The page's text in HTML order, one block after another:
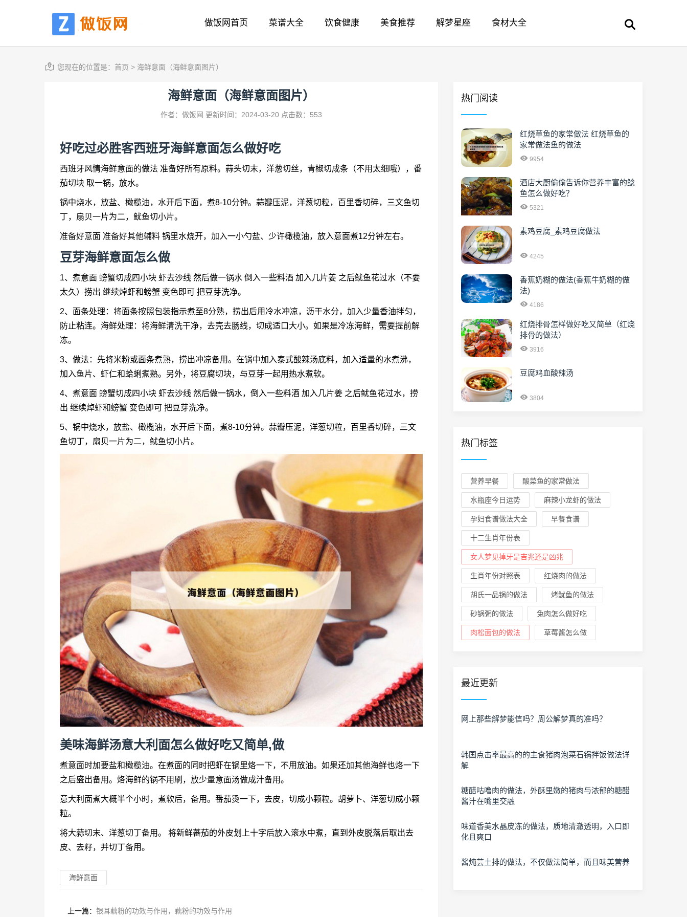
做饭网首页 菜谱大全 饮食健康 美食推荐 解梦星座 食材大全
您现在的位置是： 首页 > 海鲜意面（海鲜意面图片）
海鲜意面（海鲜意面图片）
作者：做饭网 更新时间：2024-03-20 点击数：553
好吃过必胜客西班牙海鲜意面怎么做好吃
西班牙风情海鲜意面的做法 准备好所有原料。蒜头切末，洋葱切丝，青椒切成条（不用太细哦），番
茄切块 取一锅，放水。
锅中烧水，放盐、橄榄油，水开后下面，煮8-10分钟。蒜瓣压泥，洋葱切粒，百里香切碎，三文鱼切
丁，扇贝一片为二，鱿鱼切小片。
准备好意面 准备好其他辅料 锅里水烧开，加入一小勺盐、少许橄榄油，放入意面煮12分钟左右。
豆芽海鲜意面怎么做
1、煮意面 螃蟹切成四小块 虾去沙线 然后做一锅水 倒入一些料酒 加入几片姜 之后鱿鱼花过水（不要
太久）捞出 继续焯虾和螃蟹 变色即可 把豆芽洗净。
2、面条处理：将面条按照包装指示煮至8分熟，捞出后用冷水冲凉，沥干水分，加入少量香油拌匀，
防止粘连。海鲜处理：将海鲜清洗干净，去壳去肠线，切成适口大小。如果是冷冻海鲜，需要提前解
冻。
3、做法：先将米粉或面条煮熟，捞出冲凉备用。在锅中加入泰式酸辣汤底料，加入适量的水煮沸，
加入鱼片、虾仁和蛤蜊煮熟。另外，将豆腐切块，与豆芽一起用热水煮软。
4、煮意面 螃蟹切成四小块 虾去沙线 然后做一锅水，倒入一些料酒 加入几片姜 之后鱿鱼花过水，捞
出 继续焯虾和螃蟹 变色即可 把豆芽洗净。
5、锅中烧水，放盐、橄榄油，水开后下面，煮8-10分钟。蒜瓣压泥，洋葱切粒，百里香切碎，三文
鱼切丁，扇贝一片为二，鱿鱼切小片。
美味海鲜汤意大利面怎么做好吃又简单,做
煮意面时加要盐和橄榄油。在煮面的同时把虾在锅里烙一下，不用放油。如果还加其他海鲜也烙一下
之后盛出备用。烙海鲜的锅不用刷，放少量意面汤做成汁备用。
意大利面煮大概半个小时，煮软后，备用。番茄烫一下，去皮，切成小颗粒。胡萝卜、洋葱切成小颗
粒。
将大蒜切末、洋葱切丁备用。 将新鲜蕃茄的外皮划上十字后放入滚水中煮，直到外皮脱落后取出去
皮、去籽，并切丁备用。
海鲜意面
上一篇： 银耳藕粉的功效与作用，藕粉的功效与作用
热门阅读
红烧草鱼的家常做法 红烧草鱼的
家常做法鱼的做法
9954
酒店大厨偷偷告诉你营养丰富的鲶
鱼怎么做好吃？
5321
素鸡豆腐_素鸡豆腐做法
4245
香蕉奶糊的做法(香蕉牛奶糊的做
法)
4186
红烧排骨怎样做好吃又简单（红烧
排骨的做法）
3916
豆腐鸡血酸辣汤
3804
热门标签
营养早餐 酸菜鱼的家常做法
水瓶座今日运势 麻辣小龙虾的做法
孕妇食谱做法大全 早餐食谱
十二生肖年份表
女人梦见掉牙是吉兆还是凶兆
生肖年份对照表 红烧肉的做法
胡氏一品锅的做法 烤鱿鱼的做法
砂锅粥的做法 兔肉怎么做好吃
肉松面包的做法 草莓酱怎么做
最近更新
网上那些解梦能信吗？周公解梦真的准吗？
韩国点击率最高的的主食猪肉泡菜石锅拌饭做法详
解
糖醋咕噜肉的做法，外酥里嫩的猪肉与浓郁的糖醋
酱汁在嘴里交融
味道香美水晶皮冻的做法，质地清澈透明，入口即
化且爽口
酱炖芸土排的做法，不仅做法简单，而且味美营养